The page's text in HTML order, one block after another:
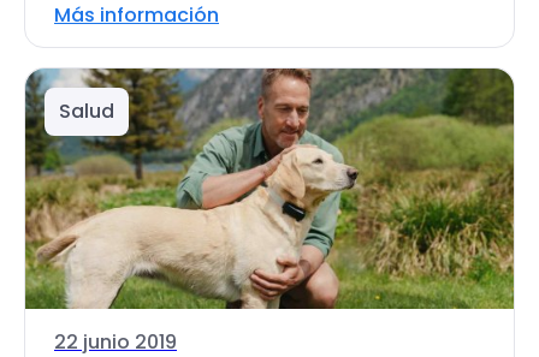
Más información
Salud
22 junio 2019